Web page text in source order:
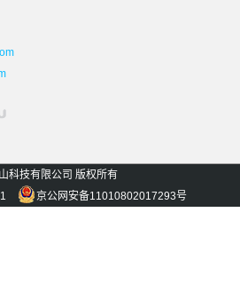
科技有限公司 版权所有
京公网安备11010802017293号